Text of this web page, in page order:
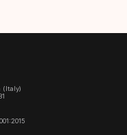
(Italy)